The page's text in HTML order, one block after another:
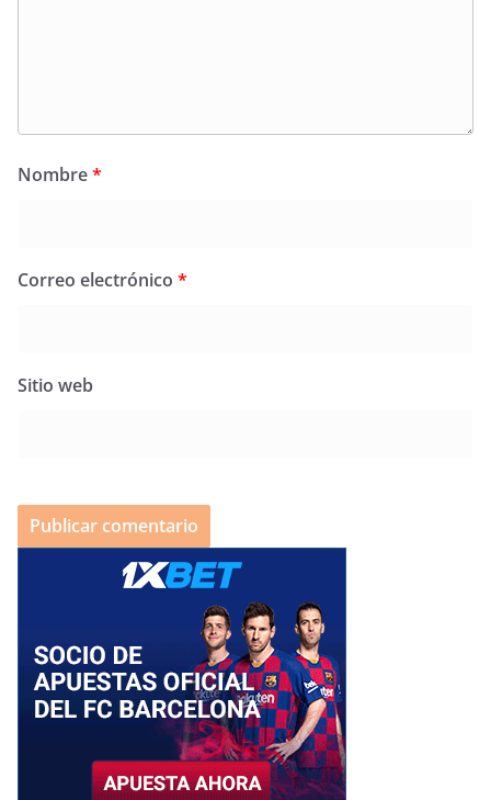
Nombre*
Correo electrónico *
Sitio web